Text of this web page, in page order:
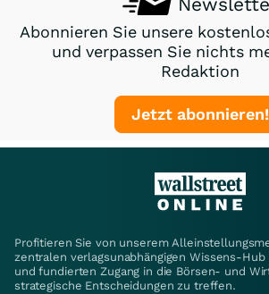
Abonnieren Sie unsere
und verpassen Sie nichts
Redaktion
Jetzt abonnieren!
Profitieren Sie von unserem
zentralen verlagsunabhängigen Wissens-
und fundierten Zugang in die Börsen- und
strategische Entscheidungen zu treffen.